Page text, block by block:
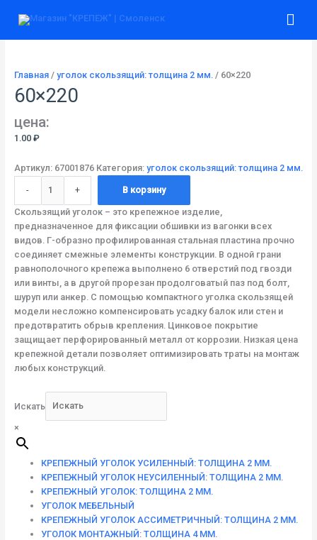
Главная/ уголок скользящий: толщина 2 мм. / 60×220
60×220
цена:
1.00 ₽
Артикул: 67001876 Категория: уголок скользящий: толщина 2 мм.
-
товара
+ В корзину
Скользящий уголок – это крепежное изделие,
предназначенное для фиксации обшивки из вагонки всех
видов. Г-образно профилированная стальная пластина прочно
соединяет смежные элементы конструкции. В одной грани
равнополочного крепежа выполнено 6 отверстий под гвозди
или винты, а в другой прорезан продолговатый паз под болт,
шуруп или анкер. С помощью компактного уголка скользящей
модели несложно компенсировать усадку балок или стен и
предотвратить обрыв крепления. Цинковое покрытие
защищает перфорированный металл от коррозии. Низкая цена
крепежной детали позволяет оптимизировать траты на монтаж
любых конструкций.
Искать
×
КРЕПЕЖНЫЙ УГОЛОК УСИЛЕННЫЙ: ТОЛЩИНА 2 ММ.
КРЕПЕЖНЫЙ УГОЛОК НЕУСИЛЕННЫЙ: ТОЛЩИНА 2 ММ.
КРЕПЕЖНЫЙ УГОЛОК: ТОЛЩИНА 2 ММ.
УГОЛОК МЕБЕЛЬНЫЙ
КРЕПЕЖНЫЙ УГОЛОК АССИМЕТРИЧНЫЙ: ТОЛЩИНА 2 ММ.
УГОЛОК МОНТАЖНЫЙ: ТОЛЩИНА 4 ММ.